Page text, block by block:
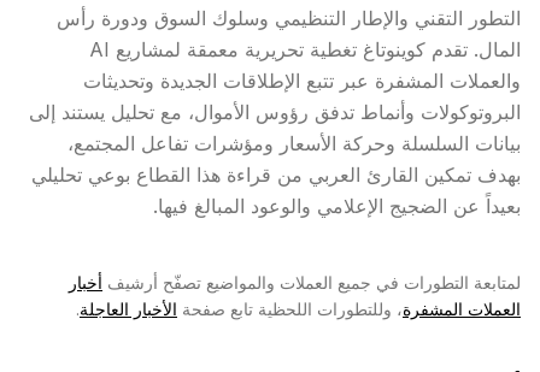
التطور التقني والإطار التنظيمي وسلوك السوق ودورة رأس
المال. تقدم كوينوتاغ تغطية تحريرية معمقة لمشاريع AI
والعملات المشفرة عبر تتبع الإطلاقات الجديدة وتحديثات
البروتوكولات وأنماط تدفق رؤوس الأموال، مع تحليل يستند إلى
بيانات السلسلة وحركة الأسعار ومؤشرات تفاعل المجتمع،
بهدف تمكين القارئ العربي من قراءة هذا القطاع بوعي تحليلي
بعيداً عن الضجيج الإعلامي والوعود المبالغ فيها.
لمتابعة التطورات في جميع العملات والمواضيع تصفّح أرشيف أخبار
العملات المشفرة، وللتطورات اللحظية تابع صفحة الأخبار العاجلة.